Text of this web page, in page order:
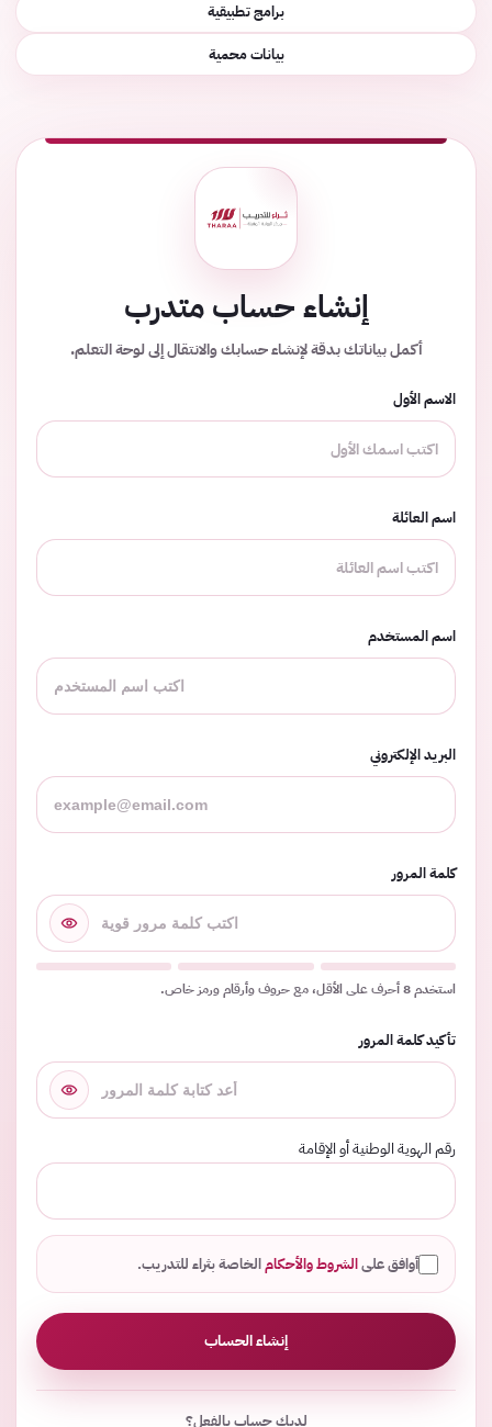
برامج تطبيقية
بيانات محمية
إنشاء حساب متدرب
أكمل بياناتك بدقة لإنشاء حسابك والانتقال إلى لوحة التعلم.
الاسم الأول
اسم العائلة
اسم المستخدم
البريد الإلكتروني
كلمة المرور
استخدم 8 أحرف على الأقل، مع حروف وأرقام ورمز خاص.
تأكيد كلمة المرور
رقم الهوية الوطنية أو الإقامة
أوافق علىالشروط والأحكامالخاصة بثراء للتدريب.
إنشاء الحساب
لديك حساب بالفعل؟